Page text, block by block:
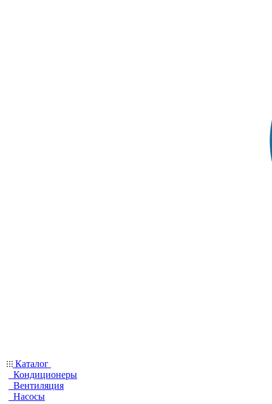
Каталог
Кондиционеры
Вентиляция
Насосы